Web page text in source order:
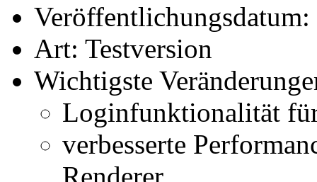
Veröffentlichungsdatum:
Art: Testversion
Wichtigste
Loginfunktionalität
verbesserte
Renderer